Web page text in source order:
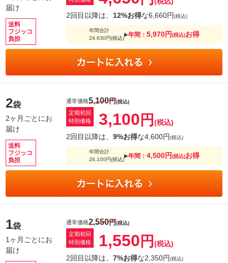
届け
送料
フジッコ
負担
2回目以降は、12%お得な6,660円(税込)
年間合計
24,630円(税込)
▶︎年間：5,970円(税込)お得
2袋
2ヶ月ごとにお
届け
送料
フジッコ
負担
通常価格5,100円(税込)
定期初回
特別価格
3,100 円(税込)
2回目以降は、9%お得な4,600円(税込)
年間合計
26,100円(税込)
▶︎年間：4,500円(税込)お得
1袋
1ヶ月ごとにお
届け
通常価格2,550円(税込)
定期初回
特別価格
1,550 円(税込)
2回目以降は、7%お得な2,350円(税込)